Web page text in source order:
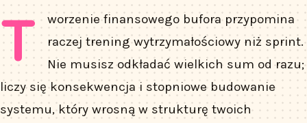
T
worzenie finansowego bufora przypomina
raczej trening wytrzymałościowy niż sprint.
Nie musisz odkładać wielkich sum od razu;
liczy się konsekwencja i stopniowe budowanie
systemu, który wrosną w strukturę twoich